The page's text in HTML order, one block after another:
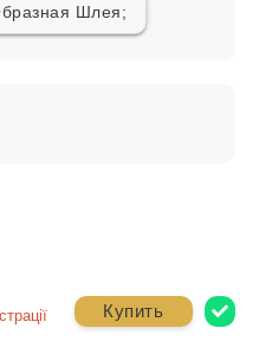
Шлея;
Купить